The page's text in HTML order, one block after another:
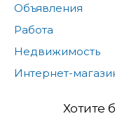
Объявления
Работа
Недвижимость
Интернет-
Хотите